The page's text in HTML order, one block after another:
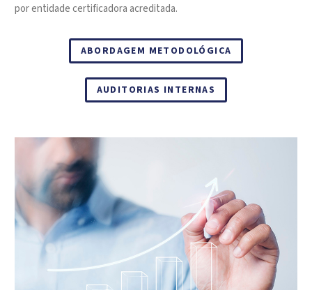
por entidade certificadora acreditada.
ABORDAGEM METODOLÓGICA
AUDITORIAS INTERNAS